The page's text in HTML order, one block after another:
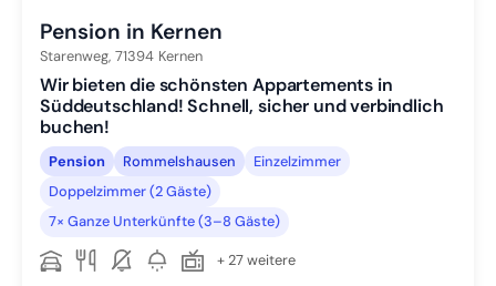
Pension in Kernen
Starenweg, 71394 Kernen
Wir bieten die schönsten Appartements in
Süddeutschland! Schnell, sicher und verbindlich
buchen!
Pension Rommelshausen
Einzelzimmer
Doppelzimmer (2 Gäste)
7× Ganze Unterkünfte (3–8 Gäste)
+ 27 weitere